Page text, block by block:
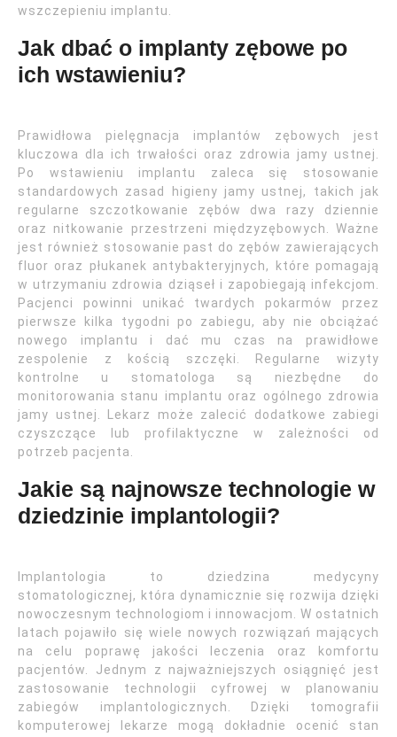
wszczepieniu implantu.
Jak dbać o implanty zębowe po
ich wstawieniu?
Prawidłowa pielęgnacja implantów zębowych jest
kluczowa dla ich trwałości oraz zdrowia jamy ustnej.
Po wstawieniu implantu zaleca się stosowanie
standardowych zasad higieny jamy ustnej, takich jak
regularne szczotkowanie zębów dwa razy dziennie
oraz nitkowanie przestrzeni międzyzębowych. Ważne
jest również stosowanie past do zębów zawierających
fluor oraz płukanek antybakteryjnych, które pomagają
w utrzymaniu zdrowia dziąseł i zapobiegają infekcjom.
Pacjenci powinni unikać twardych pokarmów przez
pierwsze kilka tygodni po zabiegu, aby nie obciążać
nowego implantu i dać mu czas na prawidłowe
zespolenie z kością szczęki. Regularne wizyty
kontrolne u stomatologa są niezbędne do
monitorowania stanu implantu oraz ogólnego zdrowia
jamy ustnej. Lekarz może zalecić dodatkowe zabiegi
czyszczące lub profilaktyczne w zależności od
potrzeb pacjenta.
Jakie są najnowsze technologie w
dziedzinie implantologii?
Implantologia to dziedzina medycyny
stomatologicznej, która dynamicznie się rozwija dzięki
nowoczesnym technologiom i innowacjom. W ostatnich
latach pojawiło się wiele nowych rozwiązań mających
na celu poprawę jakości leczenia oraz komfortu
pacjentów. Jednym z najważniejszych osiągnięć jest
zastosowanie technologii cyfrowej w planowaniu
zabiegów implantologicznych. Dzięki tomografii
komputerowej lekarze mogą dokładnie ocenić stan